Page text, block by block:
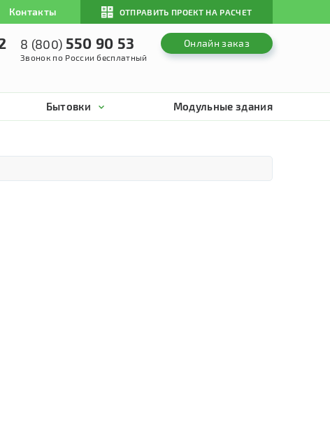
Контакты ОТПРАВИТЬ ПРОЕКТ НА РАСЧЕТ
8 (800) 550 90 53
Звонок по России бесплатный
Онлайн заказ
Бытовки Модульные здания